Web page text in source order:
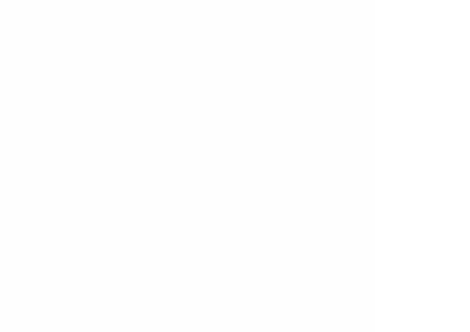
中自己应该承担的责任？点击收看视频
播客：
2014年进入于田县看守所：从乡村教师成
年离开精神病院：重返派出所41:19 2019年
回到村庄的维吾尔人与警察系统中的
：“我的痛苦甚至超过维吾尔人”01:55:43 九
主教徒，落地德国求助世维会02:18:52 张
束后袁莉的思考
端对端加密通讯软件，注册时无需手机
果Appstore：
下载：